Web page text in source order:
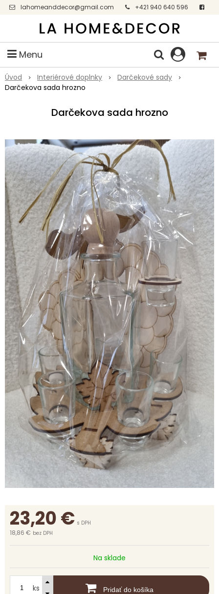
lahomeanddecor@gmail.com
+421 940 640 596
Facebook
Menu
Úvod Interiérové doplnky
Darčekové sady
Darčekova sada hrozno
Darčekova sada hrozno
23,20€ s DPH
18,86 € bez DPH
Na sklade
ks Pridať do košíka